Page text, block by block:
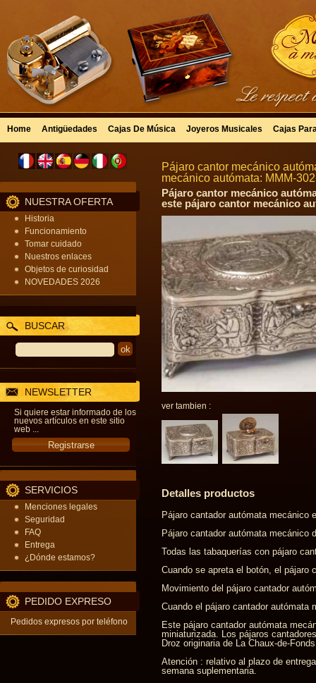
Home Antigüedades Cajas De Música Joyeros Musicales Cajas
NUESTRA OFERTA
Historia
Funcionamiento
Tomar cuidado
Nuestros enlaces
Objetos de curiosidad
NOVEDADES 2026
BUSCAR
NEWSLETTER
Si quiere estar informado de los
nuevos artículos en este sitio
web ...
SERVICIOS
Menciones legales
Seguridad
FAQ
Entrega
¿Dónde estamos?
PEDIDO EXPRESO
Pedidos expresos por teléfono
Pájaro cantor mecánico
mecánico autómata: MMM-302
Pájaro cantor mecánico
este pájaro cantor mecánico
ver tambien :
Detalles productos
Pájaro cantador autómata mecánico
Pájaro cantador autómata mecánico
Todas las tabaquerías con pájaro
Cuando se apreta el botón, el pájaro
Movimiento del pájaro cantador
Cuando el pájaro cantador
Este pájaro cantador autómata
miniaturizada. Los pájaros
Droz originaria de La Chaux-de-
Atención : relativo al plazo de
semana suplementaria.